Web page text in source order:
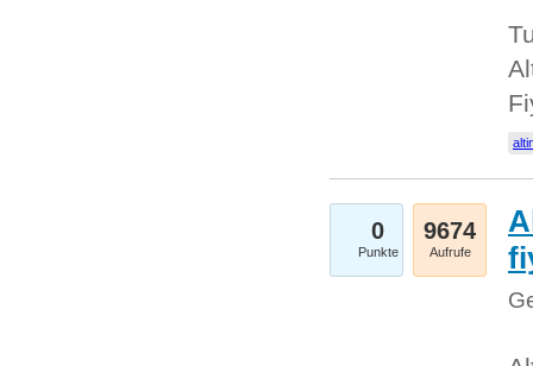
0
Punkte
9674
Aufrufe